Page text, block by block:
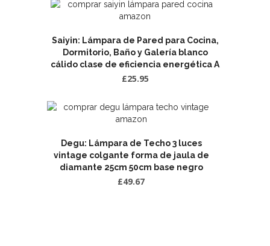
Saiyin: Lámpara de Pared para Cocina,
Dormitorio, Baño y Galería blanco
cálido clase de eficiencia energética A
£25.95
Degu: Lámpara de Techo 3 luces
vintage colgante forma de jaula de
diamante 25cm 50cm base negro
£49.67